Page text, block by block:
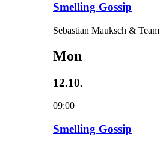
Smelling Gossip
Sebastian Mauksch & Team
Mon
12.10.
09:00
Smelling Gossip